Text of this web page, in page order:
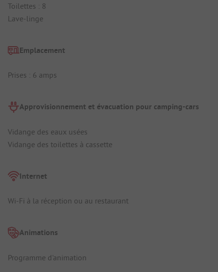
Toilettes : 8
Lave-linge
Emplacement
Prises : 6 amps
Approvisionnement et évacuation pour camping-cars
Vidange des eaux usées
Vidange des toilettes à cassette
Internet
Wi-Fi à la réception ou au restaurant
Animations
Programme d'animation